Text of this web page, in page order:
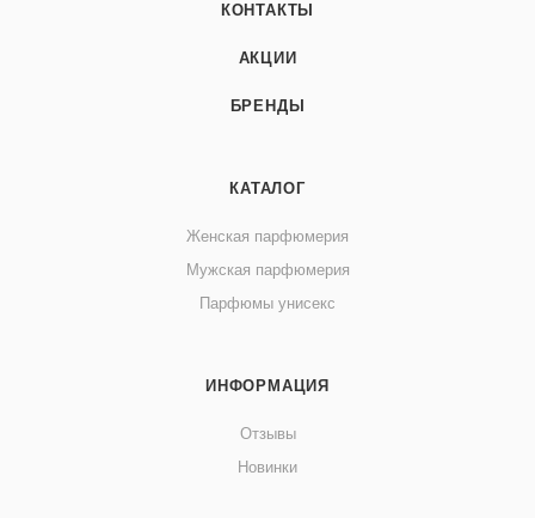
КОНТАКТЫ
АКЦИИ
БРЕНДЫ
КАТАЛОГ
Женская парфюмерия
Мужская парфюмерия
Парфюмы унисекс
ИНФОРМАЦИЯ
Отзывы
Новинки